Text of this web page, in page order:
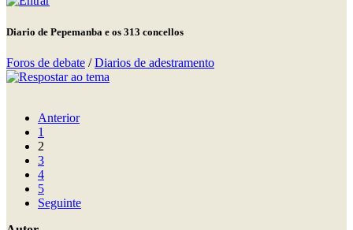
Diario de Pepemanba e os 313 concellos
Foros de debate /Diarios de adestramento
Anterior
1
2
3
4
5
Seguinte